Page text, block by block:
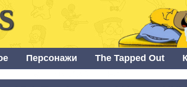
Персонажи The Tapped Out